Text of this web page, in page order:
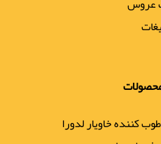
کننده خاویار لدورا